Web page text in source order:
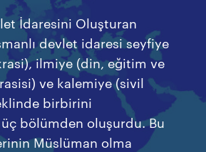
İdaresini Oluşturan
devlet idaresi seyfiye
ilmiye (din, eğitim ve
ve kalemiye (sivil
birbirini
bölümden oluşurdu. Bu
Müslüman olma